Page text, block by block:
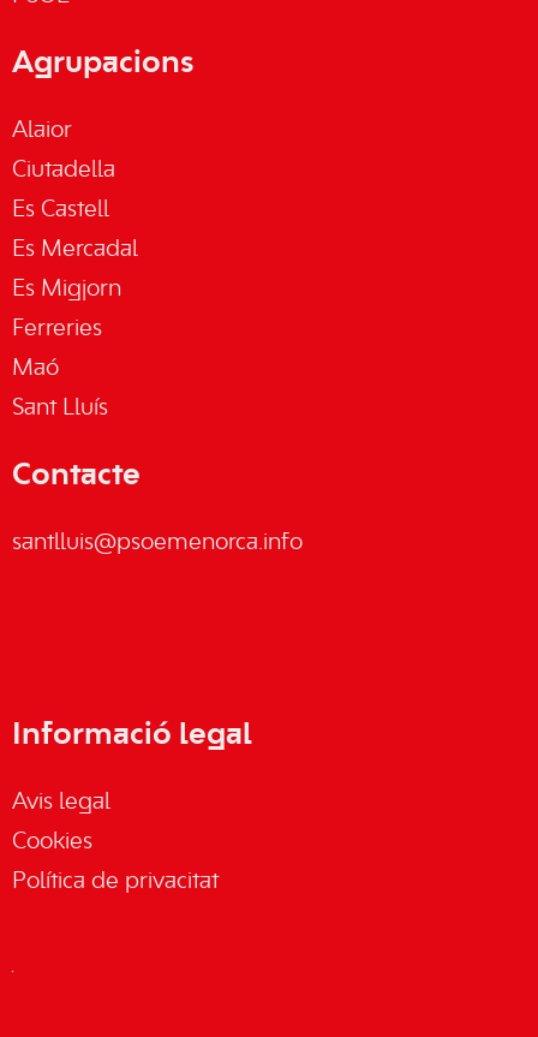
Agrupacions
Alaior
Ciutadella
Es Castell
Es Mercadal
Es Migjorn
Ferreries
Maó
Sant Lluís
Contacte
santlluis@psoemenorca.info
Informació legal
Avis legal
Cookies
Política de privacitat